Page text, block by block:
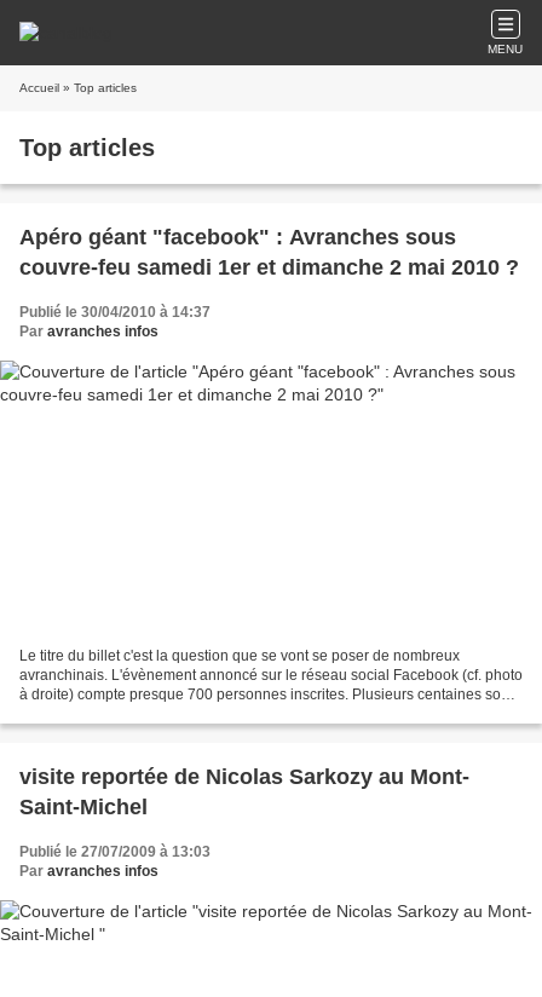
MENU
Accueil » Top articles
Top articles
Apéro géant "facebook" : Avranches sous
couvre-feu samedi 1er et dimanche 2 mai 2010 ?
Publié le 30/04/2010 à 14:37
Par avranches infos
Le titre du billet c'est la question que se vont se poser de nombreux
avranchinais. L'évènement annoncé sur le réseau social Facebook (cf. photo
à droite) compte presque 700 personnes inscrites. Plusieurs centaines sont
visite reportée de Nicolas Sarkozy au Mont-
Saint-Michel
Publié le 27/07/2009 à 13:03
Par avranches infos